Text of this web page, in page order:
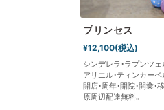
プリンセス
¥12,100(税込)
シンデレラ・ラプンツェ
アリエル・ティンカーベ
開店・周年・開院・開業
原周辺配達無料。